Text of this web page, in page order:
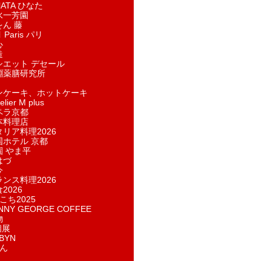
ひなた
芳園
藤
Paris パリ
ット デセール
膳研究所
ーキ、ホットケーキ
M plus
京都
理店
ア料理2026
テル 京都
やま平
づ
ス料理2026
ち2025
GEORGE COFFEE